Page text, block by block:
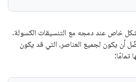
خاص عند دمجه مع التنسيقات الكسولة.
أن يكون لجميع العناصر، التي قد يكون
تمامًا: